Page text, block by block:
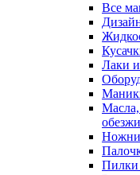
Все
Лаки и
Пилки